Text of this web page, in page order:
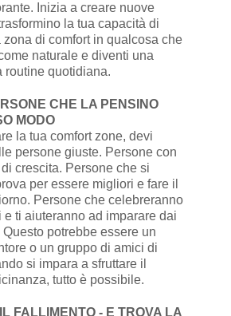
Inizia a creare nuove
la tua capacità di
zona di comfort in qualcosa che
naturale e diventi una
routine quotidiana.
CHE LA PENSINO
MODO
la tua comfort zone, devi
persone giuste. Persone con
crescita. Persone che si
per essere migliori e fare il
Persone che celebreranno
e ti aiuteranno ad imparare dai
potrebbe essere un
o un gruppo di amici di
si impara a sfruttare il
tutto è possibile.
FALLIMENTO - E TROVA LA